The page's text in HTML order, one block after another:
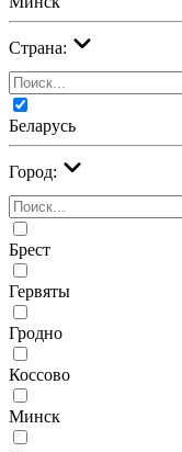
Страна:
Беларусь
Город:
Брест
Гервяты
Гродно
Коссово
Минск